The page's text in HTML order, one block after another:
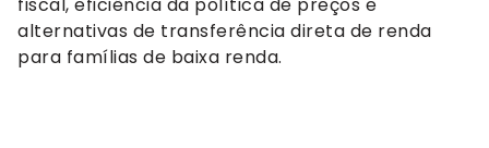
alternativas de transferência direta de renda
para famílias de baixa renda.